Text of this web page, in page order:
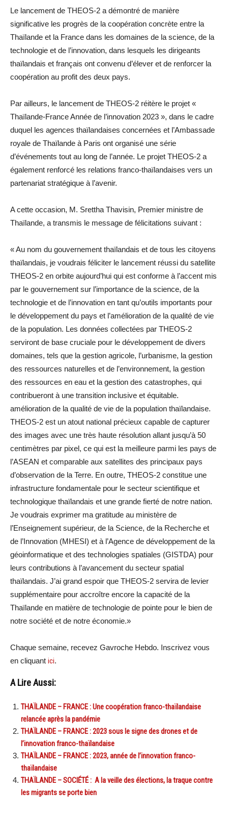
Le lancement de THEOS-2 a démontré de manière
significative les progrès de la coopération concrète entre la
Thaïlande et la France dans les domaines de la science, de la
technologie et de l’innovation, dans lesquels les dirigeants
thaïlandais et français ont convenu d’élever et de renforcer la
coopération au profit des deux pays.
Par ailleurs, le lancement de THEOS-2 réitère le projet «
Thaïlande-France Année de l’innovation 2023 », dans le cadre
duquel les agences thaïlandaises concernées et l’Ambassade
royale de Thaïlande à Paris ont organisé une série
d’événements tout au long de l’année. Le projet THEOS-2 a
également renforcé les relations franco-thaïlandaises vers un
partenariat stratégique à l’avenir.
A cette occasion, M. Srettha Thavisin, Premier ministre de
Thaïlande, a transmis le message de félicitations suivant :
« Au nom du gouvernement thaïlandais et de tous les citoyens
thaïlandais, je voudrais féliciter le lancement réussi du satellite
THEOS-2 en orbite aujourd’hui qui est conforme à l’accent mis
par le gouvernement sur l’importance de la science, de la
technologie et de l’innovation en tant qu’outils importants pour
le développement du pays et l’amélioration de la qualité de vie
de la population. Les données collectées par THEOS-2
serviront de base cruciale pour le développement de divers
domaines, tels que la gestion agricole, l’urbanisme, la gestion
des ressources naturelles et de l’environnement, la gestion
des ressources en eau et la gestion des catastrophes, qui
contribueront à une transition inclusive et équitable.
amélioration de la qualité de vie de la population thaïlandaise.
THEOS-2 est un atout national précieux capable de capturer
des images avec une très haute résolution allant jusqu’à 50
centimètres par pixel, ce qui est la meilleure parmi les pays de
l’ASEAN et comparable aux satellites des principaux pays
d’observation de la Terre. En outre, THEOS-2 constitue une
infrastructure fondamentale pour le secteur scientifique et
technologique thaïlandais et une grande fierté de notre nation.
Je voudrais exprimer ma gratitude au ministère de
l’Enseignement supérieur, de la Science, de la Recherche et
de l’Innovation (MHESI) et à l’Agence de développement de la
géoinformatique et des technologies spatiales (GISTDA) pour
leurs contributions à l’avancement du secteur spatial
thaïlandais. J’ai grand espoir que THEOS-2 servira de levier
supplémentaire pour accroître encore la capacité de la
Thaïlande en matière de technologie de pointe pour le bien de
notre société et de notre économie.»
Chaque semaine, recevez Gavroche Hebdo. Inscrivez vous
en cliquant ici.
A Lire Aussi:
THAÏLANDE – FRANCE : Une coopération franco-thaïlandaise
relancée après la pandémie
THAÏLANDE – FRANCE : 2023 sous le signe des drones et de
l’innovation franco-thaïlandaise
THAÏLANDE – FRANCE : 2023, année de l’innovation franco-
thaïlandaise
THAÏLANDE – SOCIÉTÉ : A la veille des élections, la traque contre
les migrants se porte bien